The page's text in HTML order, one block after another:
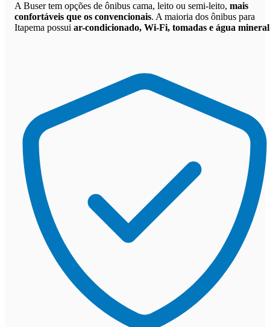
A Buser tem opções de ônibus cama, leito ou semi-leito, mais
confortáveis que os convencionais. A maioria dos ônibus para
Itapema possui ar-condicionado, Wi-Fi, tomadas e água mineral